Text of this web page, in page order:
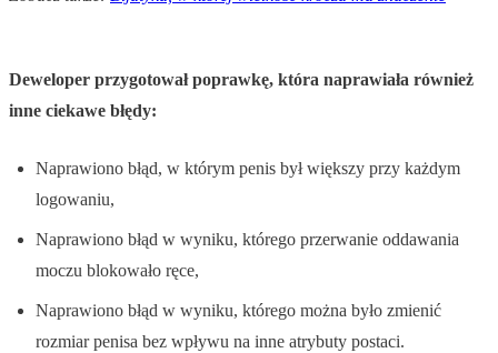
Deweloper przygotował poprawkę, która naprawiała również
inne ciekawe błędy:
Naprawiono błąd, w którym penis był większy przy każdym
logowaniu,
Naprawiono błąd w wyniku, którego przerwanie oddawania
moczu blokowało ręce,
Naprawiono błąd w wyniku, którego można było zmienić
rozmiar penisa bez wpływu na inne atrybuty postaci.